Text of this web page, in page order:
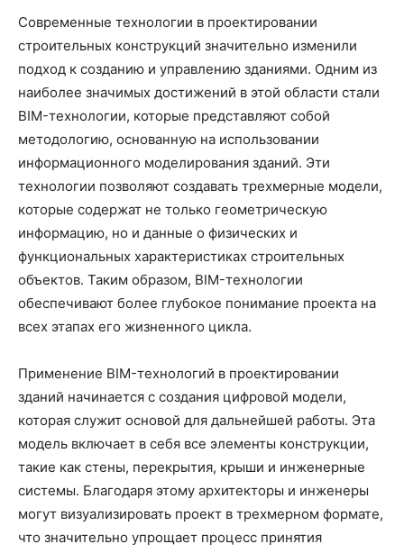
Современные технологии в проектировании
строительных конструкций значительно изменили
подход к созданию и управлению зданиями. Одним из
наиболее значимых достижений в этой области стали
BIM-технологии, которые представляют собой
методологию, основанную на использовании
информационного моделирования зданий. Эти
технологии позволяют создавать трехмерные модели,
которые содержат не только геометрическую
информацию, но и данные о физических и
функциональных характеристиках строительных
объектов. Таким образом, BIM-технологии
обеспечивают более глубокое понимание проекта на
всех этапах его жизненного цикла.
Применение BIM-технологий в проектировании
зданий начинается с создания цифровой модели,
которая служит основой для дальнейшей работы. Эта
модель включает в себя все элементы конструкции,
такие как стены, перекрытия, крыши и инженерные
системы. Благодаря этому архитекторы и инженеры
могут визуализировать проект в трехмерном формате,
что значительно упрощает процесс принятия